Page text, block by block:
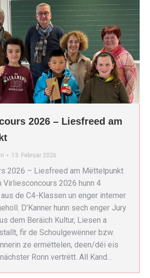
2026 – Liesfreed am
13. Februar 2026
2026 – Liesfreed am Mëttelpunkt
Virliesconcours 2026 hunn 4
de C4-Klassen un enger interner
D’Kanner hunn sech enger Jury
dem Beräich Kultur, Liesen a
fir de Schoulgewënner bzw.
ze ermëttelen, deen/déi eis
Ronn vertrëtt. All Kand…